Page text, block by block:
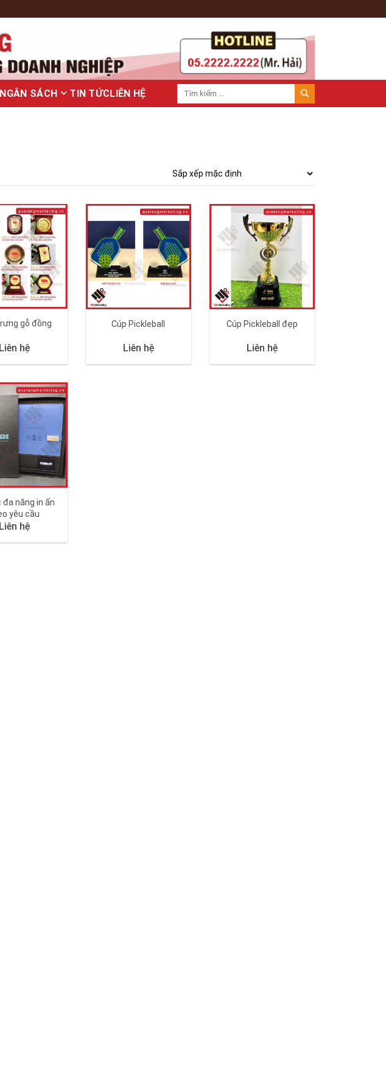
NGÂN SÁCH TIN TỨCLIÊN HỆ
gỗ đồng
Liên hệ
Cúp Pickleball
Liên hệ
Cúp Pickleball đẹp
Liên hệ
đa năng in ấn
yêu cầu
Liên hệ